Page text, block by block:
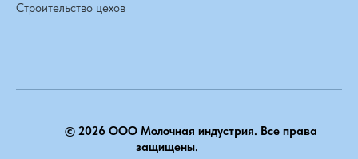
Строительство цехов
© 2026 ООО Молочная индустрия. Все права
защищены.